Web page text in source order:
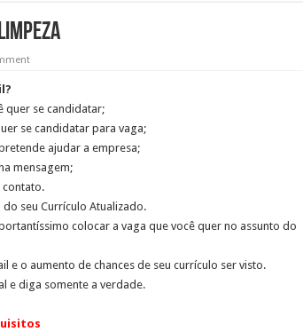
Home Office
quer se candidatar;
se candidatar para vaga;
ajudar a empresa;
mensagem;
contato.
seu Currículo Atualizado.
colocar a vaga que você quer no assunto do
e o aumento de chances de seu currículo ser visto.
e diga somente a verdade.